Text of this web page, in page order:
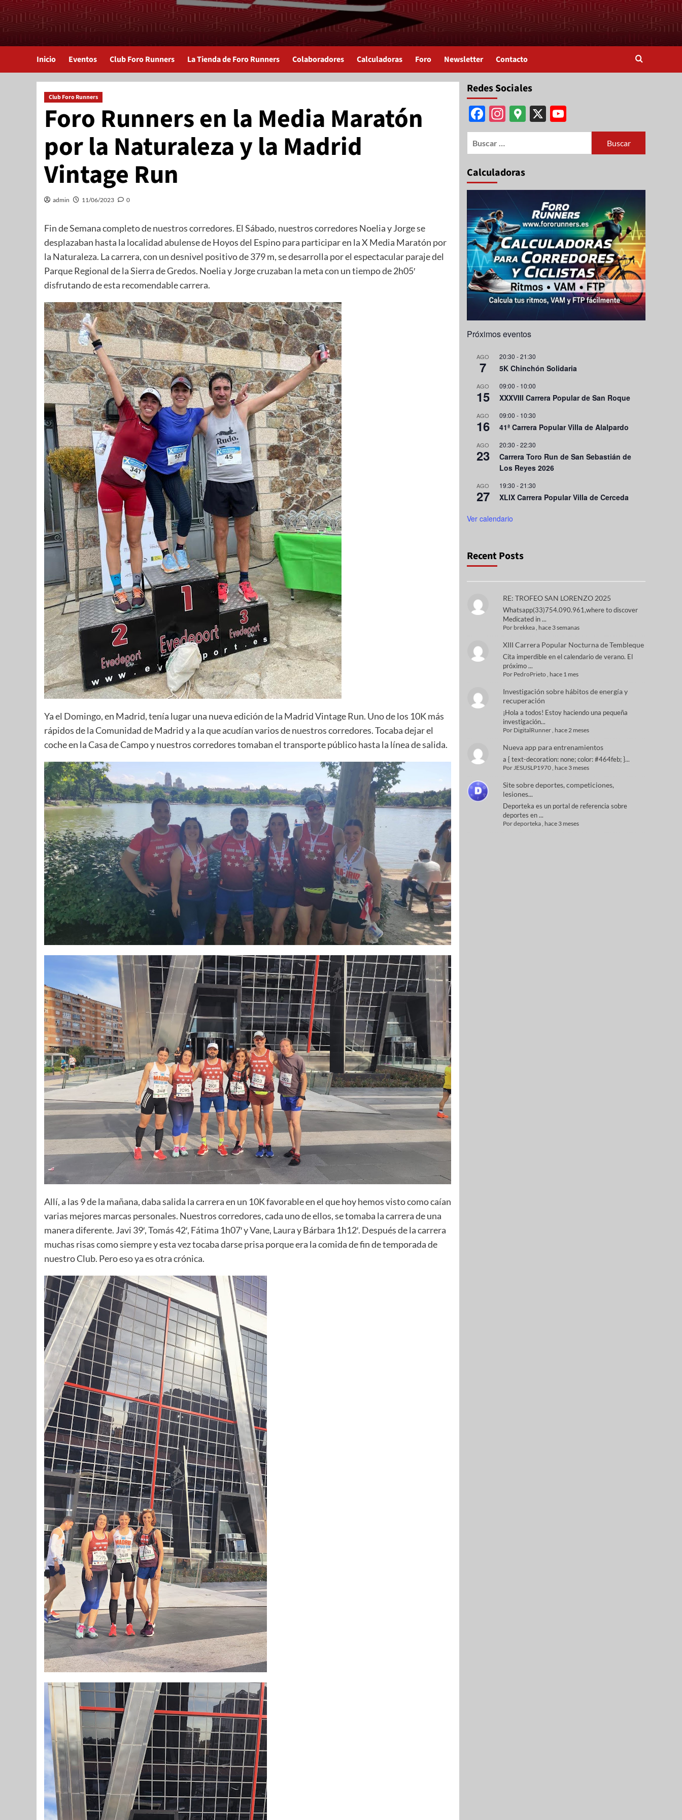
Inicio Eventos Club Foro Runners La Tienda de Foro Runners Colaboradores Calculadoras Foro Newsletter Contacto
Club Foro Runners
Foro Runners en la Media Maratón
por la Naturaleza y la Madrid
Vintage Run
admin 11/06/2023 0
Fin de Semana completo de nuestros corredores. El Sábado, nuestros corredores Noelia y Jorge se
desplazaban hasta la localidad abulense de Hoyos del Espino para participar en la X Media Maratón por
la Naturaleza. La carrera, con un desnivel positivo de 379 m, se desarrolla por el espectacular paraje del
Parque Regional de la Sierra de Gredos. Noelia y Jorge cruzaban la meta con un tiempo de 2h05′
disfrutando de esta recomendable carrera.
Ya el Domingo, en Madrid, tenía lugar una nueva edición de la Madrid Vintage Run. Uno de los 10K más
rápidos de la Comunidad de Madrid y a la que acudían varios de nuestros corredores. Tocaba dejar el
coche en la Casa de Campo y nuestros corredores tomaban el transporte público hasta la línea de salida.
Allí, a las 9 de la mañana, daba salida la carrera en un 10K favorable en el que hoy hemos visto como caían
varias mejores marcas personales. Nuestros corredores, cada uno de ellos, se tomaba la carrera de una
manera diferente. Javi 39′, Tomás 42′, Fátima 1h07′ y Vane, Laura y Bárbara 1h12′. Después de la carrera
muchas risas como siempre y esta vez tocaba darse prisa porque era la comida de fin de temporada de
nuestro Club. Pero eso ya es otra crónica.
Redes Sociales
Facebook
Instagram
Google
Maps
X YouTube
Channel
Calculadoras
Próximos eventos
AGO
7
20:30 -21:30
5K Chinchón Solidaria
AGO
15
09:00 - 10:00
XXXVIII Carrera Popular de San Roque
AGO
16
09:00 - 10:30
41ª Carrera Popular Villa de Alalpardo
AGO
23
20:30 -22:30
Carrera Toro Run de San Sebastián de
Los Reyes 2026
AGO
27
19:30 -21:30
XLIX Carrera Popular Villa de Cerceda
Ver calendario
Recent Posts
RE: TROFEO SAN LORENZO 2025
Whatsapp(33)754.090.961,where to discover
Medicated in ...
Por brekkea, hace 3 semanas
XIII Carrera Popular Nocturna de Tembleque
Cita imperdible en el calendario de verano. El
próximo ...
Por PedroPrieto , hace 1 mes
Investigación sobre hábitos de energía y
recuperación
¡Hola a todos! Estoy haciendo una pequeña
investigación...
Por DigitalRunner, hace 2 meses
Nueva app para entrenamientos
a { text-decoration: none; color: #464feb; }...
PorJESUSLP1970, hace 3 meses
Site sobre deportes, competiciones,
lesiones...
Deporteka es un portal de referencia sobre
deportes en ...
Pordeporteka, hace 3 meses